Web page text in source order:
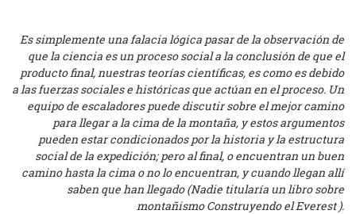
Es simplemente una falacia lógica pasar de la observación de
que la ciencia es un proceso social a la conclusión de que el
producto final, nuestras teorías científicas, es como es debido
a las fuerzas sociales e históricas que actúan en el proceso. Un
equipo de escaladores puede discutir sobre el mejor camino
para llegar a la cima de la montaña, y estos argumentos
pueden estar condicionados por la historia y la estructura
social de la expedición; pero al final, o encuentran un buen
camino hasta la cima o no lo encuentran, y cuando llegan allí
saben que han llegado (Nadie titularía un libro sobre
montañismoConstruyendo el Everest ).